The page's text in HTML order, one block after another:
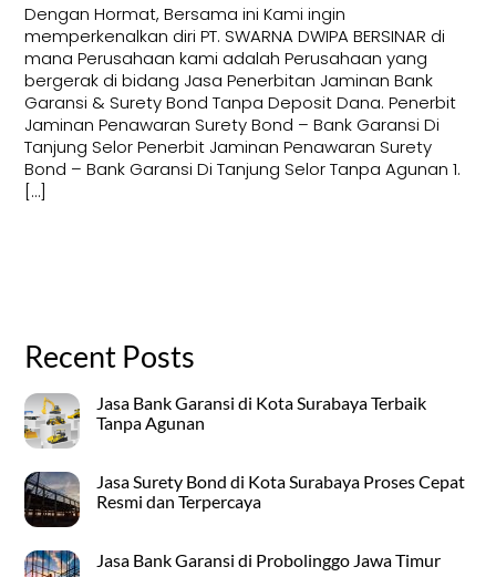
Dengan Hormat, Bersama ini Kami ingin
memperkenalkan diri PT. SWARNA DWIPA BERSINAR di
mana Perusahaan kami adalah Perusahaan yang
bergerak di bidang Jasa Penerbitan Jaminan Bank
Garansi & Surety Bond Tanpa Deposit Dana. Penerbit
Jaminan Penawaran Surety Bond – Bank Garansi Di
Tanjung Selor Penerbit Jaminan Penawaran Surety
Bond – Bank Garansi Di Tanjung Selor Tanpa Agunan 1.
[…]
Recent Posts
Jasa Bank Garansi di Kota Surabaya Terbaik
Tanpa Agunan
Jasa Surety Bond di Kota Surabaya Proses Cepat
Resmi dan Terpercaya
Jasa Bank Garansi di Probolinggo Jawa Timur